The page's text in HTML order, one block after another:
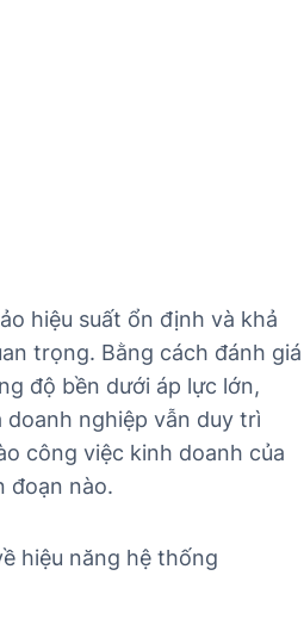
hiệu suất ổn định và khả
trọng. Bằng cách đánh giá
độ bền dưới áp lực lớn,
doanh nghiệp vẫn duy trì
công việc kinh doanh của
đoạn nào.
hiệu năng hệ thống